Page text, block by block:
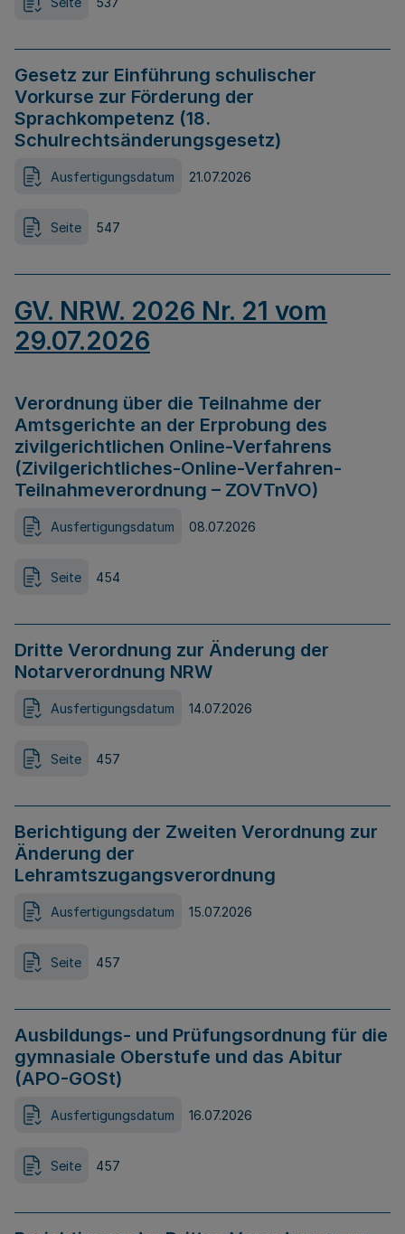
Gesetz zur Einführung schulischer
Vorkurse zur Förderung der
Sprachkompetenz (18.
Schulrechtsänderungsgesetz)
Ausfertigungsdatum 21.07.2026
Seite 547
GV. NRW. 2026 Nr. 21 vom
29.07.2026
Verordnung über die Teilnahme der
Amtsgerichte an der Erprobung des
zivilgerichtlichen Online-Verfahrens
(Zivilgerichtliches-Online-Verfahren-
Teilnahmeverordnung – ZOVTnVO)
Ausfertigungsdatum 08.07.2026
Seite 454
Dritte Verordnung zur Änderung der
Notarverordnung NRW
Ausfertigungsdatum 14.07.2026
Seite 457
Berichtigung der Zweiten Verordnung zur
Änderung der
Lehramtszugangsverordnung
Ausfertigungsdatum 15.07.2026
Seite 457
Ausbildungs- und Prüfungsordnung für die
gymnasiale Oberstufe und das Abitur
(APO-GOSt)
Ausfertigungsdatum 16.07.2026
Seite 457